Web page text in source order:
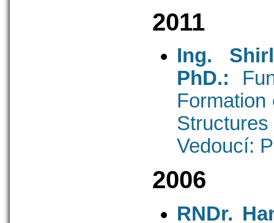
2011
Ing.
PhD.:
Formation
Structures
Vedoucí:
2006
RNDr.